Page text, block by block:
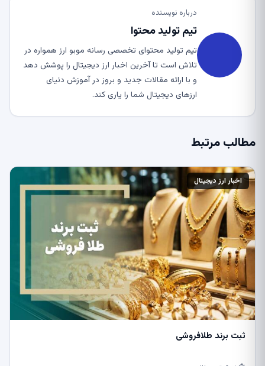
درباره نویسنده
تیم تولید محتوا
تیم تولید محتوای تخصصی رسانه موبو ارز همواره در
تلاش است تا آخرین اخبار ارز دیجیتال را پوشش دهد
و با ارائه مقالات جدید و بروز در آموزش دنیای
ارزهای دیجیتال شما را یاری کند.
مطالب مرتبط
اخبار ارز دیجیتال
ثبت برند طلافروشی